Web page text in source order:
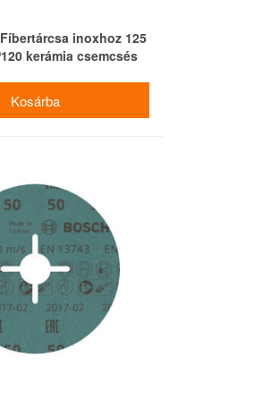
Fíbertárcsa inoxhoz 125
kerámia csemcsés